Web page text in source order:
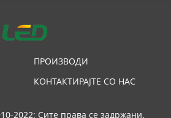
ПРОИЗВОДИ
КОНТАКТИРАЈТЕ СО НАС
2022: Сите права се задржани.